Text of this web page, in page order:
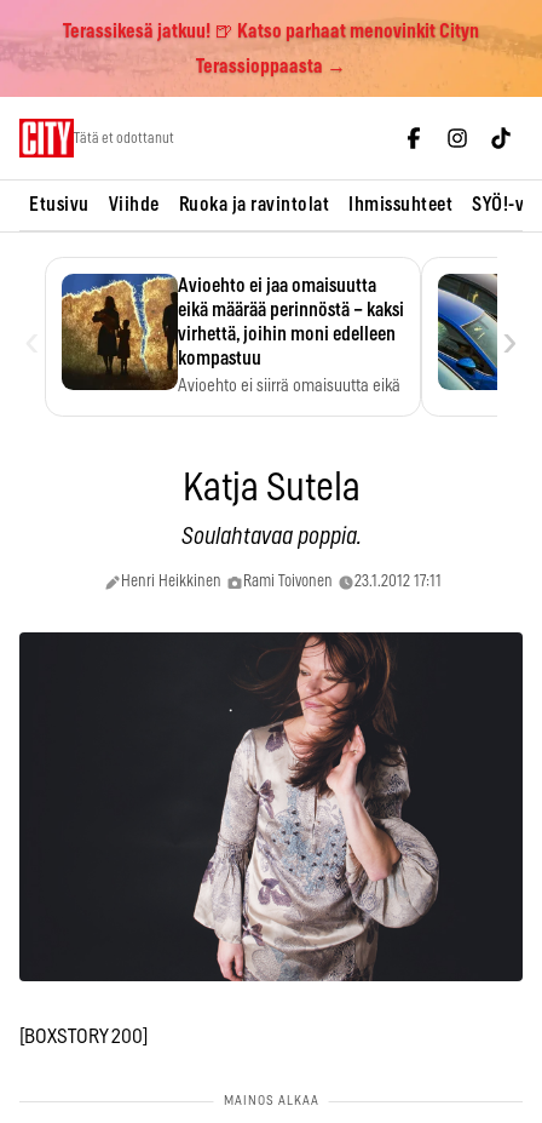
Terassikesä jatkuu! 🍺 Katso parhaat menovinkit Cityn
Terassioppaasta →
Tätä et odottanut
Etusivu Viihde Ruoka ja ravintolat Ihmissuhteet SYÖ!-
Avioehto ei jaa omaisuutta
eikä määrää perinnöstä – kaksi
virhettä, joihin moni edelleen
kompastuu
Avioehto ei siirrä omaisuutta eikä
›
Katja Sutela
Soulahtavaa poppia.
Henri Heikkinen Rami Toivonen 23.1.2012 17:11
[BOXSTORY 200]